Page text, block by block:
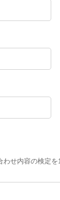
せ内容の検定を